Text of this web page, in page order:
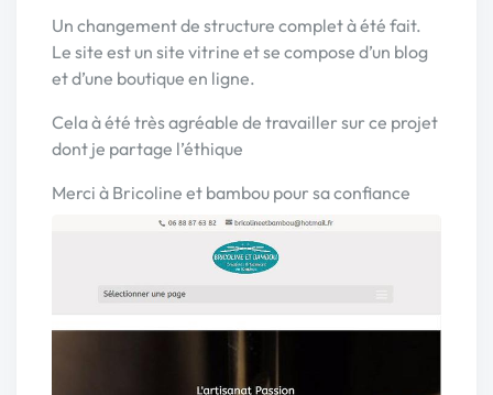
Un changement de structure complet à été fait.
Le site est un site vitrine et se compose d’un blog
et d’une boutique en ligne.
Cela à été très agréable de travailler sur ce projet
dont je partage l’éthique
Merci à Bricoline et bambou pour sa confiance